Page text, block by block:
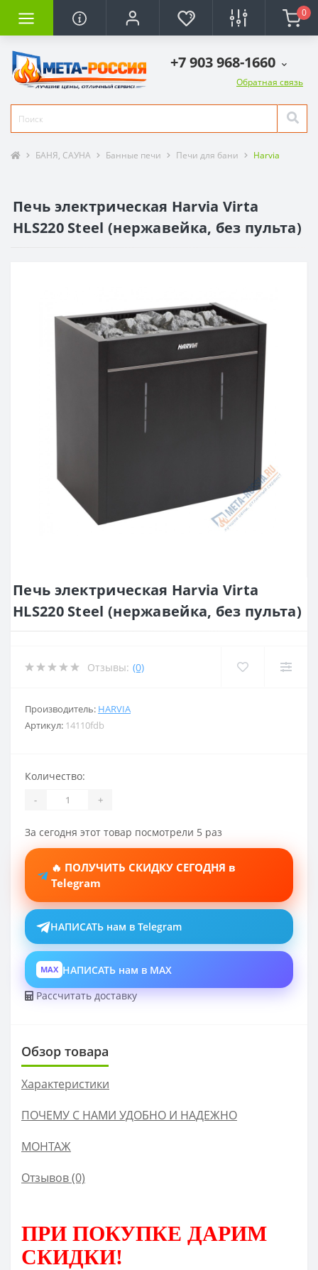
0
+7 903 968-1660
Обратная связь
БАНЯ, САУНА Банные печи Печи для бани Harvia
Печь электрическая Harvia Virta
HLS220 Steel (нержавейка, без пульта)
Печь электрическая Harvia Virta
HLS220 Steel (нержавейка, без пульта)
Отзывы: (0)
Производитель: HARVIA
Артикул: 14110fdb
Количество:
- +
За сегодня этот товар посмотрели 5 раз
🔥 ПОЛУЧИТЬ СКИДКУ СЕГОДНЯ в
Telegram
НАПИСАТЬ нам в Telegram
MAX НАПИСАТЬ нам в MAX
Рассчитать доставку
Обзор товара
Характеристики
ПОЧЕМУ С НАМИ УДОБНО И НАДЕЖНО
МОНТАЖ
Отзывов (0)
ПРИ ПОКУПКЕ ДАРИМ
СКИДКИ!